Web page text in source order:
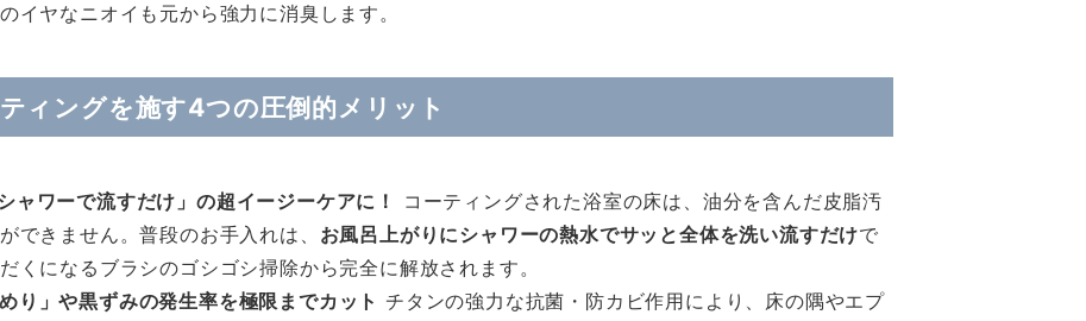
イヤなニオイも元から強力に消臭します。
ィングを施す4つの圧倒的メリット
ャワーで流すだけ」の超イージーケアに！
コーティングされた浴室の床は、油分を含んだ皮脂汚
できません。普段のお手入れは、 お風呂上がりにシャワーの熱水でサッと全体を洗い流すだけで
くになるブラシのゴシゴシ掃除から完全に解放されます。
り」や黒ずみの発生率を極限までカット チタンの強力な抗菌・防カビ作用により、床の隅やエプ